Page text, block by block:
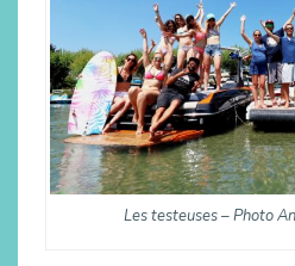
Les testeuses – Photo